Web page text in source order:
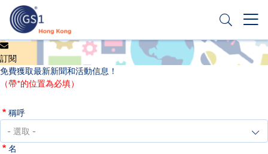
內
容
Header
Top
Second
Menu
申請條碼
訂閱
免費獲取最新新聞和活動信息！
（帶*的位置為必填）
稱呼
名